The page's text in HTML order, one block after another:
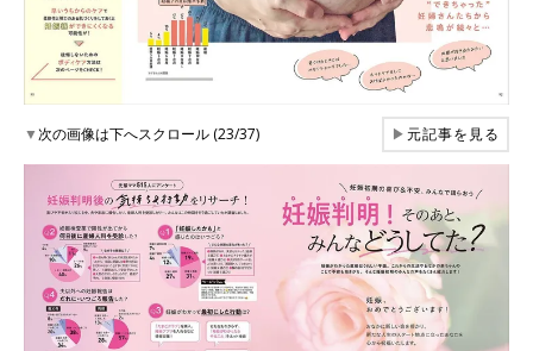
▼次の画像は下へスクロール (23/37) ▶元記事を見る